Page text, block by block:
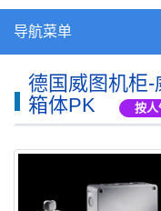
导航菜单
德国威图机柜
箱体PK
按人